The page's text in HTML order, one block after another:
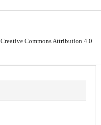
Creative Commons Attribution 4.0